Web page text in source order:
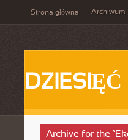
Strona główna Archiwum
DZIESIĘĆ
Archive for the